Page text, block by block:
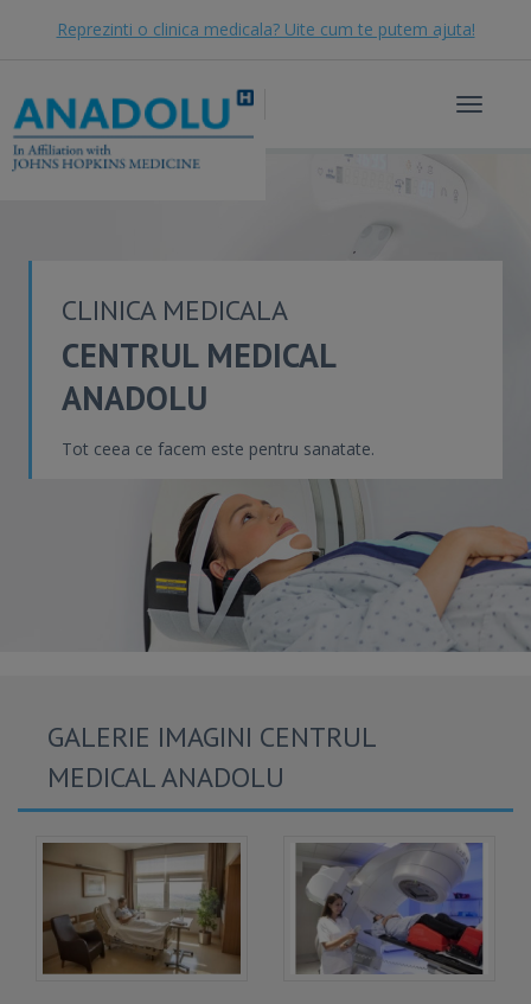
Reprezinti o clinica medicala? Uite cum te putem ajuta!
Toggle
CLINICA MEDICALA
CENTRUL MEDICAL
ANADOLU
Tot ceea ce facem este pentru sanatate.
GALERIE IMAGINI CENTRUL
MEDICAL ANADOLU